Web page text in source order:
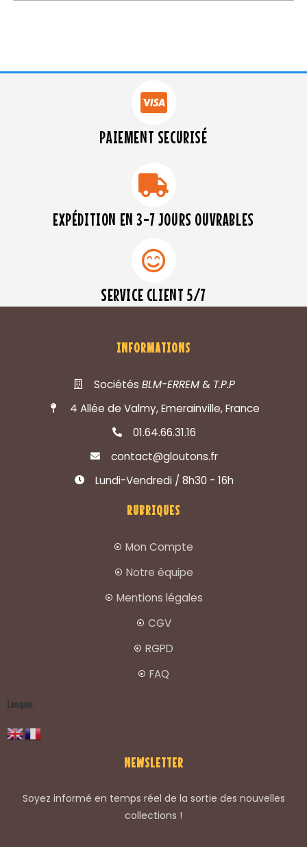
PAIEMENT SECURISÉ
EXPÉDITION EN 3-7 JOURS OUVRABLES
SERVICE CLIENT 5/7
INFORMATIONS
SociétésBLM-ERREM& T.P.P
4 Allée de Valmy, Emerainville, France
01.64.66.31.16
contact@gloutons.fr
Lundi-Vendredi / 8h30 - 16h
RUBRIQUES
Mon Compte
Notre équipe
Mentions légales
CGV
RGPD
FAQ
Langue :
NEWSLETTER
Soyez informé en temps réel de la sortie des nouvelles
collections !